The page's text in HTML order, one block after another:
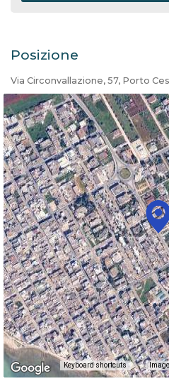
Posizione
Via Circonvallazione, 57, Porto
Keyboard shortcuts